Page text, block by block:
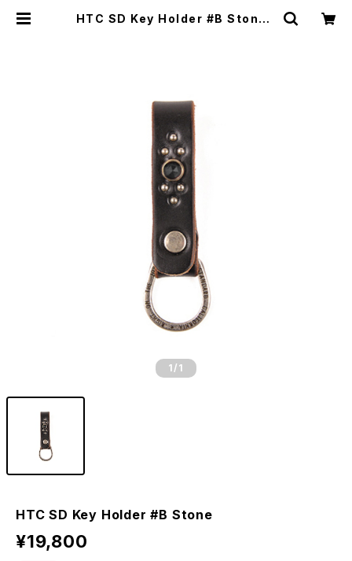
HTC SD Key Holder #B Stone |
1 /1
HTC SD Key Holder #B Stone
¥19,800